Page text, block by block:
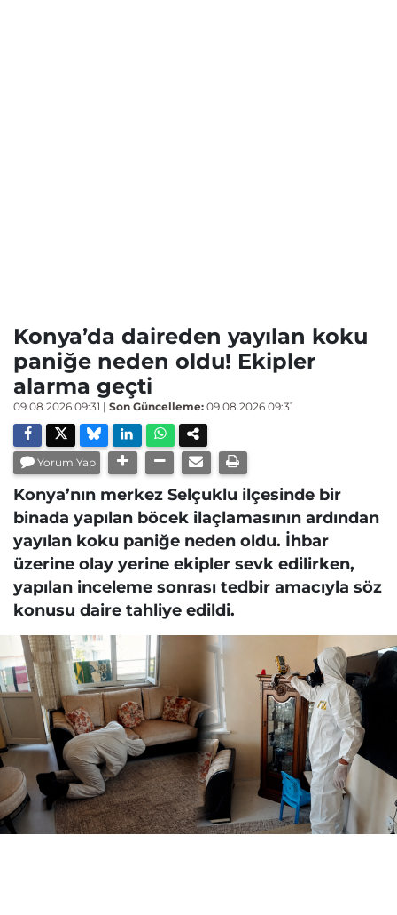
Konya’da daireden yayılan koku
paniğe neden oldu! Ekipler
alarma geçti
09.08.2026 09:31 | Son Güncelleme: 09.08.2026 09:31
Yorum Yap
Konya’nın merkez Selçuklu ilçesinde bir
binada yapılan böcek ilaçlamasının ardından
yayılan koku paniğe neden oldu. İhbar
üzerine olay yerine ekipler sevk edilirken,
yapılan inceleme sonrası tedbir amacıyla söz
konusu daire tahliye edildi.